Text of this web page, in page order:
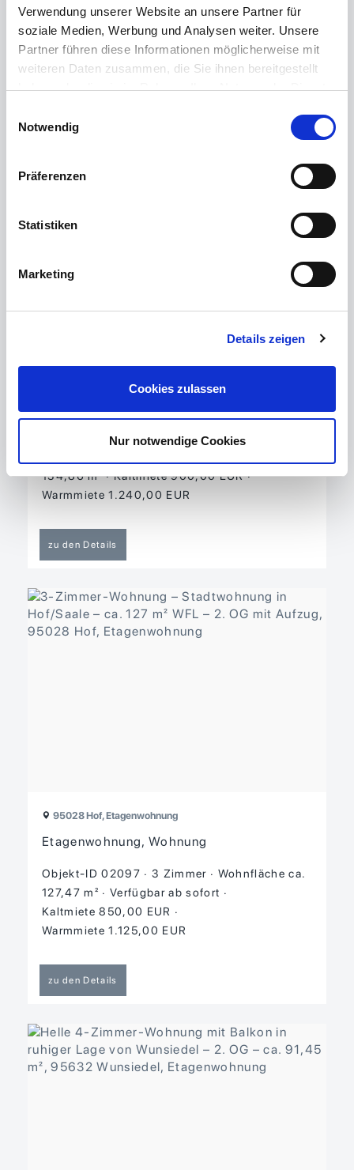
Verwendung unserer Website an unsere Partner für
soziale Medien, Werbung und Analysen weiter. Unsere
Partner führen diese Informationen möglicherweise mit
weiteren Daten zusammen, die Sie ihnen bereitgestellt
haben oder die sie im Rahmen Ihrer Nutzung der Dienste
Notwendig
Präferenzen
Statistiken
Marketing
Details zeigen
Cookies zulassen
Nur notwendige Cookies
Objekt-ID 02295 2 Zimmer Wohnfläche ca.
59 m² Verfügbar ab sofort
Kaltmiete 390,00 EUR
Warmmiete 570,00 EUR
zu den Details
Etagenwohnung, Wohnung
134,86 m² Kaltmiete 900,00 EUR
Warmmiete 1.240,00 EUR
zu den Details
95028 Hof, Etagenwohnung
Etagenwohnung, Wohnung
Objekt-ID 02097 3 Zimmer
Wohnfläche ca.
127,47 m²
Verfügbar ab sofort
Kaltmiete 850,00 EUR
Warmmiete 1.125,00 EUR
zu den Details